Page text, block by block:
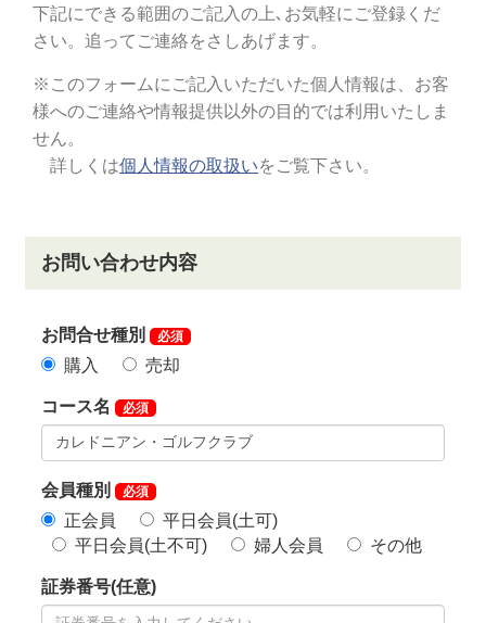
・自動車をご利用の場合
千葉東金道路「松尾横芝IC」より1.0km
・電車をご利用の場合
京成電鉄「成田空港第2ビル駅」下車。成田空港第2ビ
ル駅よりクラブバス（予約制）あり。